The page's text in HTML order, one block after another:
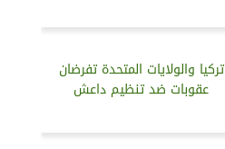
تركيا والولايات المتحدة تفرضان
عقوبات ضد تنظيم داعش